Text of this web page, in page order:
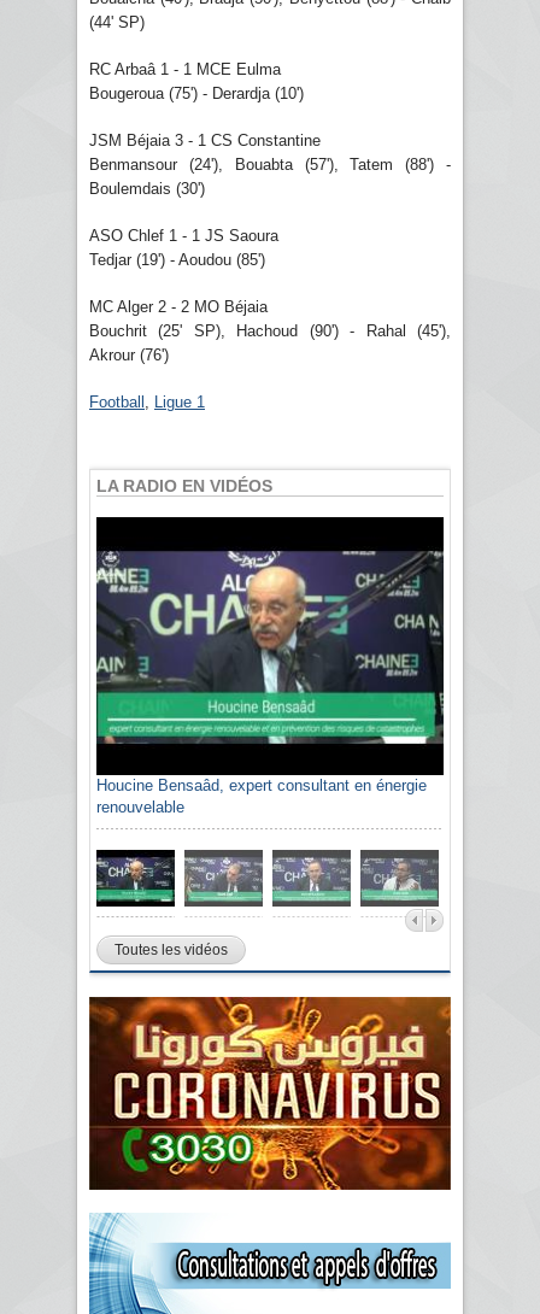
(44' SP)
RC Arbaâ 1 - 1 MCE Eulma
Bougeroua (75') - Derardja (10')
JSM Béjaia 3 - 1 CS Constantine
Benmansour (24'), Bouabta (57'), Tatem (88') -
Boulemdais (30')
ASO Chlef 1 - 1 JS Saoura
Tedjar (19') - Aoudou (85')
MC Alger 2 - 2 MO Béjaia
Bouchrit (25' SP), Hachoud (90') - Rahal (45'),
Akrour (76')
Football Ligue 1
LA RADIO EN VIDÉOS
Houcine Bensaâd, expert consultant en énergie
renouvelable
Toutes les vidéos